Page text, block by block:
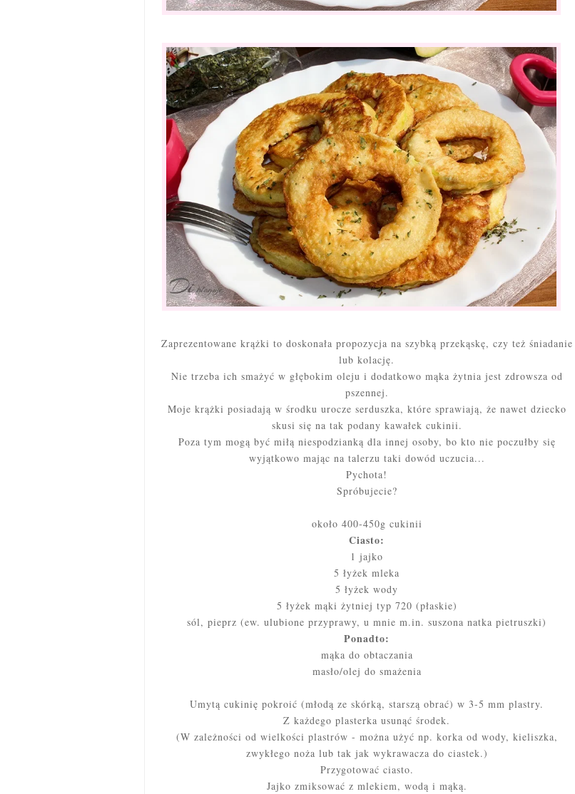
Zaprezentowane krążki to doskonała propozycja na szybką przekąskę, czy też śniadanie
lub kolację.
Nie trzeba ich smażyć w głębokim oleju i dodatkowo mąka żytnia jest zdrowsza od
pszennej.
Moje krążki posiadają w środku urocze serduszka, które sprawiają, że nawet dziecko
skusi się na tak podany kawałek cukinii.
Poza tym mogą być miłą niespodzianką dla innej osoby, bo kto nie poczułby się
wyjątkowo mając na talerzu taki dowód uczucia...
Pychota!
Spróbujecie?
około 400-450g cukinii
Ciasto:
1 jajko
5 łyżek mleka
5 łyżek wody
5 łyżek mąki żytniej typ 720 (płaskie)
sól, pieprz (ew. ulubione przyprawy, u mnie m.in. suszona natka pietruszki)
Ponadto:
mąka do obtaczania
masło/olej do smażenia
Umytą cukinię pokroić (młodą ze skórką, starszą obrać) w 3-5 mm plastry.
Z każdego plasterka usunąć środek.
(W zależności od wielkości plastrów - można użyć np. korka od wody, kieliszka,
zwykłego noża lub tak jak wykrawacza do ciastek.)
Przygotować ciasto.
Jajko zmiksować z mlekiem, wodą i mąką.